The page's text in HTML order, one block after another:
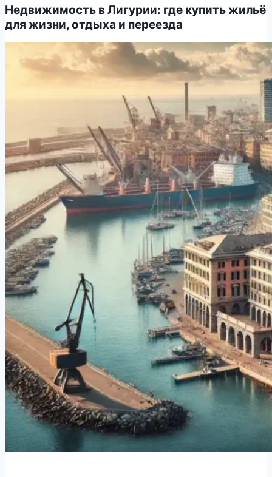
Недвижимость в Лигурии: где купить жильё
для жизни, отдыха и переезда